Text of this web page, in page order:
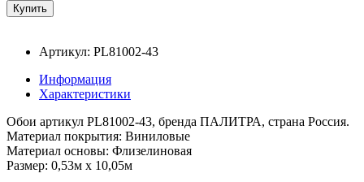
Артикул: PL81002-43
Информация
Характеристики
Обои артикул PL81002-43, бренда ПАЛИТРА, страна Россия.
Материал покрытия: Виниловые
Материал основы: Флизелиновая
Размер: 0,53м x 10,05м